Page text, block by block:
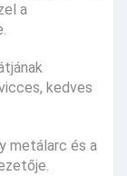
a
kedves
metálarc és a